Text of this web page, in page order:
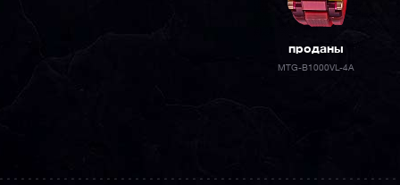
проданы
MTG-B1000VL-4A